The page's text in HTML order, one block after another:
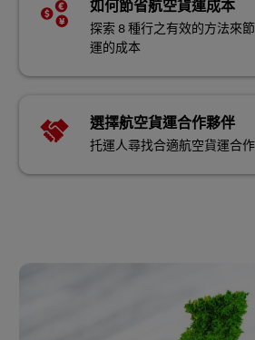
如何節省航空貨運成本
探索 8 種行之有效的方法來
運的成本
選擇航空貨運合作夥伴
托運人尋找合適航空貨運合